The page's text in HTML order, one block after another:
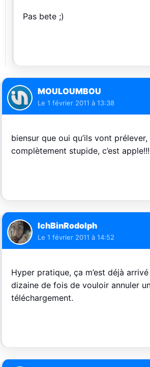
Pas bete ;)
MOULOUMBOU
Le 1 février 2011 à 13:38
biensur que oui qu’ils vont
complètement stupide, c’est apple!!!
IchBinRodolph
Le 1 février 2011 à 14:52
Hyper pratique, ça m’est déjà
dizaine de fois de vouloir annuler
téléchargement.